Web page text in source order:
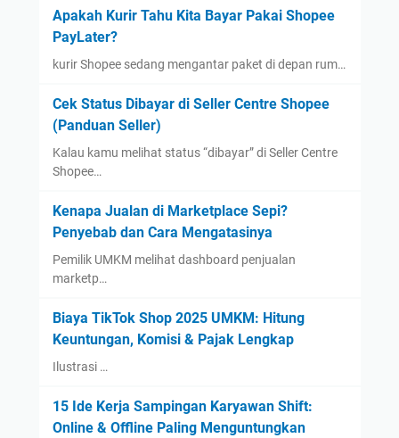
Apakah Kurir Tahu Kita Bayar Pakai Shopee
PayLater?
kurir Shopee sedang mengantar paket di depan rum…
Cek Status Dibayar di Seller Centre Shopee
(Panduan Seller)
Kalau kamu melihat status “dibayar” di Seller Centre
Shopee…
Kenapa Jualan di Marketplace Sepi?
Penyebab dan Cara Mengatasinya
Pemilik UMKM melihat dashboard penjualan
marketp…
Biaya TikTok Shop 2025 UMKM: Hitung
Keuntungan, Komisi & Pajak Lengkap
Ilustrasi …
15 Ide Kerja Sampingan Karyawan Shift:
Online & Offline Paling Menguntungkan